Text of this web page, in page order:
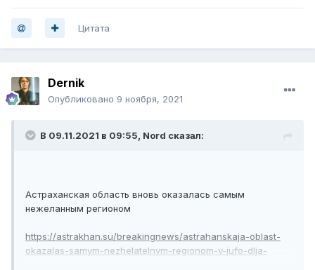
Цитата
Dernik
Опубликовано 9 ноября, 2021
В 09.11.2021 в 09:55, Nord сказал:
Астраханская область вновь оказалась самым
нежеланным регионом
https://astrakhan.su/breakingnews/astrahanskaja-oblast-
okazalas-samym-nezhelatelnym-regionom-v-jufo-dlja-